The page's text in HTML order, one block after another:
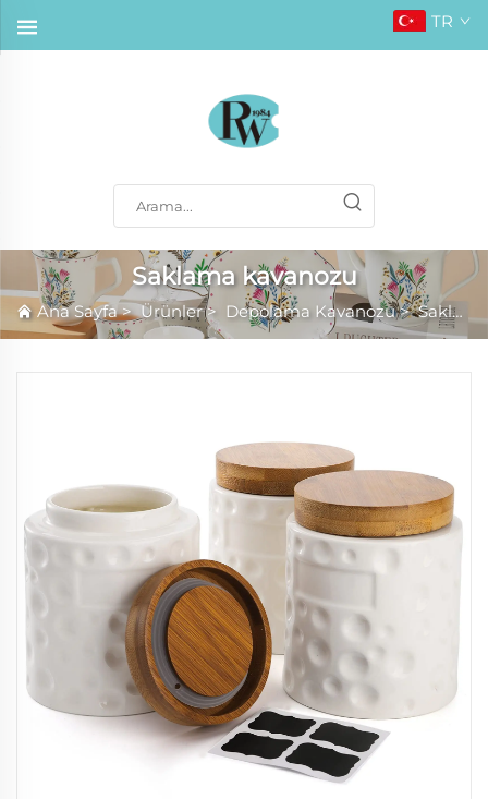
TR
Saklama kavanozu
Ana Sayfa>Ürünler> Depolama Kavanozu>Saklama kavanozu